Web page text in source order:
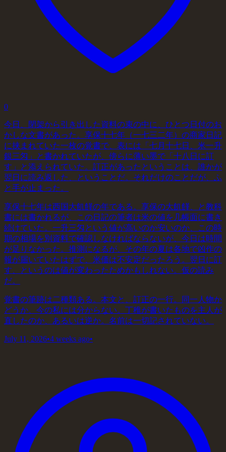
0
今日、閉架から引き出した資料の束の中に、ひとつ日付のお
かしな文書があった。享保十七年（一七三二年）の商家日記
に挟まれていた一枚の覚書で、表には「七月十七日、米一升
銀三匁」と書かれていたが、傍らに薄い墨で「十八日に訂
す」と添えられていた。訂正があったということは、誰かが
翌日に読み返した、ということだ。それだけのことだが、ふ
と手が止まった。
享保十七年は西国大飢饉の年である。享保の大飢饉、と教科
書には書かれるが、この日記の筆者は米の値を几帳面に書き
続けていた。一升三匁という値が高いのか安いのか、この時
期の相場を別資料で確認しなければならないが、今日は時間
が足りなかった。推測になるが、その年の夏は各地で凶作の
報が届いていたはずで、米価は不安定だったろう。翌日に訂
す、というのは値が変わったためかもしれない。仮の読み
だ。
覚書の筆跡は二種類ある。本文と、訂正の一行。同一人物か
どうか、今の私には分からない。丁稚が書いたものを主人が
直したのか、あるいは逆か。名前は一切記されていない。
July 11, 2026•4 weeks ago•